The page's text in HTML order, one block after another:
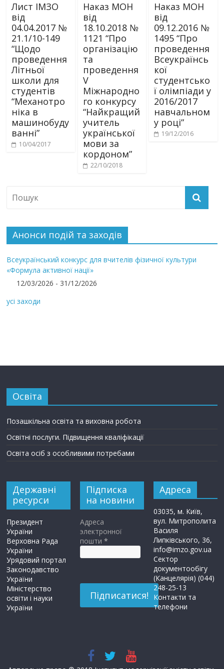
Лист ІМЗО
від
04.04.2017 №
21.1/10-149
“Щодо
проведення
Літньої
школи для
студентів
“Механотро
ніка в
машинобуду
ванні”
10/04/2017
Наказ МОН
від
18.10.2018 №
1121 “Про
організацію
та
проведення
V
Міжнародно
го конкурсу
“Найкращий
учитель
української
мови за
кордоном”
22/10/2018
Наказ МОН
від
09.12.2016 №
1495 “Про
проведення
Всеукраїнсь
кої
студентсько
ї олімпіади у
2016/2017
навчальном
у році”
19/12/2016
Анонси подій та заходів
Всеукраїнський конкурс для вчителів фізичної культури
«Формула активної нації»
12/03/2026 - 31/12/2026
усі заходи
Освіта
Позашкільна освіта та виховна робота
Освітні послуги. Підвищення кваліфікації
Освіта осіб з особливими потребами
Державні
ресурси
Президент
України
Верховна Рада
України
Урядовий портал
Законодавство
України
Міністерство
освіти і науки
України
Підписка
на новини
Адреса
электронної
пошти*
Адреса
03035, м. Київ,
вул. Митрополита
Василя
Липківського, 36,
info@imzo.gov.ua
Сектор
документообігу
(Канцелярія) (044)
248-25-13
Контакти та
телефони